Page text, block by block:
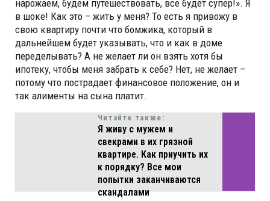
нарожаем, будем путешествовать, все будет супер!». Я
в шоке! Как это – жить у меня? То есть я привожу в
свою квартиру почти что бомжика, который в
дальнейшем будет указывать, что и как в доме
переделывать? А не желает ли он взять хотя бы
ипотеку, чтобы меня забрать к себе? Нет, не желает –
потому что пострадает финансовое положение, он и
так алименты на сына платит.
Читайте также:
Я живу с мужем и
свекрами в их грязной
квартире. Как приучить их
к порядку? Все мои
попытки заканчиваются
скандалами